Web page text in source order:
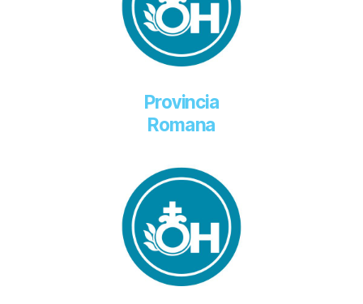
Provincia
Romana